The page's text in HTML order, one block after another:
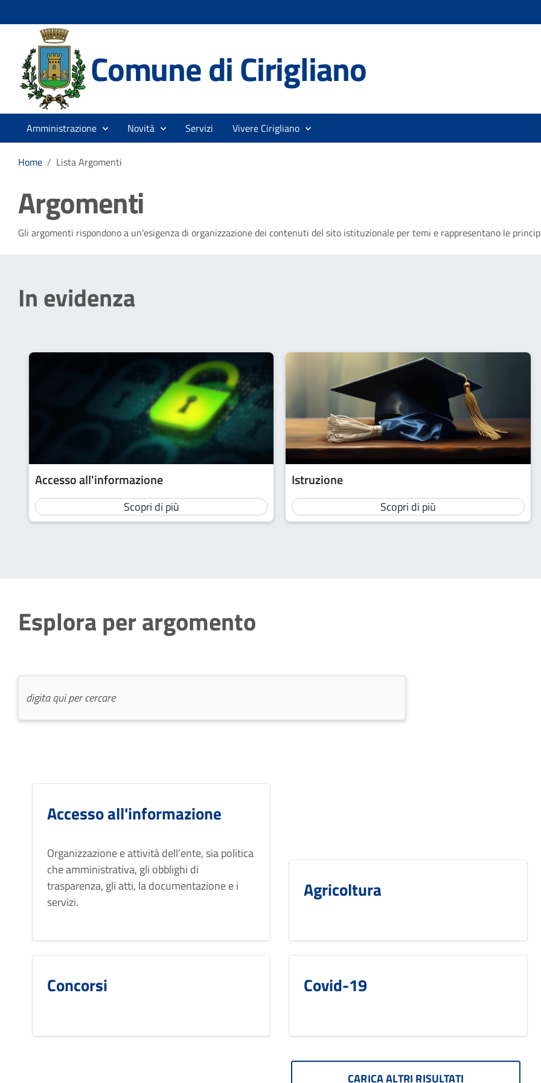
Comune di Cirigliano
Amministrazione Novità Servizi Vivere Cirigliano
Home / Lista Argomenti
Argomenti
Gli argomenti rispondono a un'esigenza di organizzazione dei contenuti del sito istituzionale per temi e rappresentano le
In evidenza
Accesso all'informazione
Scopri di più
Istruzione
Scopri di più
Esplora per argomento
Accesso all'informazione
Organizzazione e attività dell’ente, sia politica
che amministrativa, gli obblighi di
trasparenza, gli atti, la documentazione e i
servizi.
Agricoltura
Concorsi Covid-19
CARICA ALTRI RISULTATI